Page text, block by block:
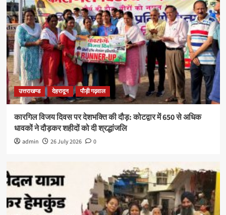
उत्तराखण्ड देहरादून पौड़ी गढ़वाल
कारगिल विजय दिवस पर देशभक्ति की दौड़: कोटद्वार में 650 से अधिक
धावकों ने दौड़कर शहीदों को दी श्रद्धांजलि
admin 26 July 2026 0